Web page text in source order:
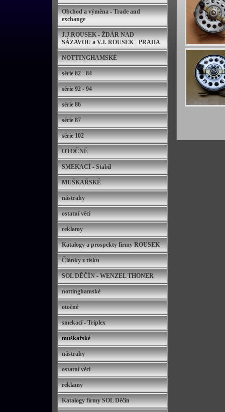
Obchod a výměna - Trade and
exchange
J.J.ROUSEK - ŽDÁR NAD
SÁZAVOU a V.J. ROUSEK - PRAHA
NOTTINGHAMSKÉ
série 82 - 84
série 92 - 94
série 86
série 87
série 102
OTOČNÉ
SMEKACÍ - Stabil
MUŠKAŘSKÉ
nástrahy
ostatní věci
reklamy
Katalogy a prospekty firmy ROUSEK
Články z tisku
SOL DĚČÍN - WENZEL THONER
nottinghamské
otočné
smekací - Triplex
muškařské
nástrahy
ostatní věci
reklamy
Katalogy firmy SOL Děčín